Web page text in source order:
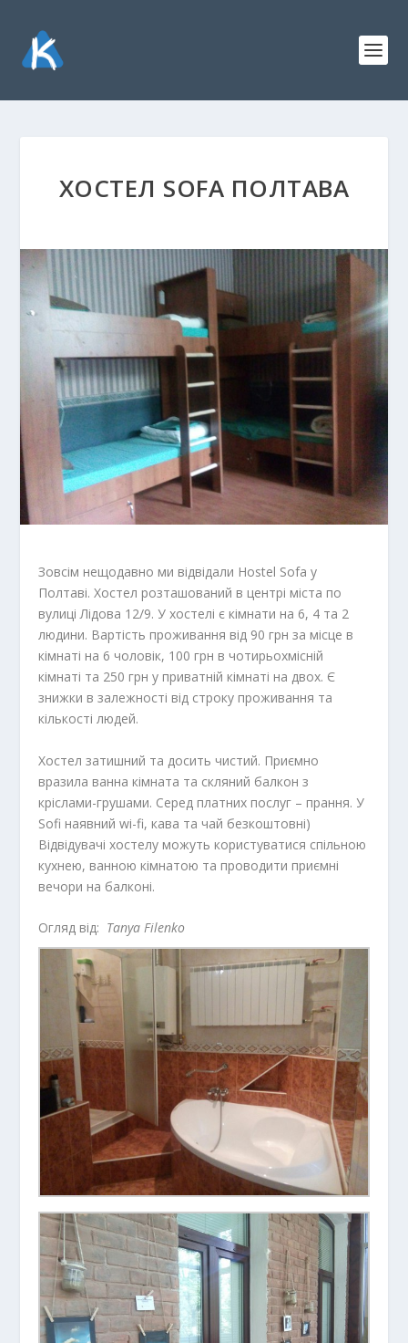
ХОСТЕЛ SOFA ПОЛТАВА
Зовсім нещодавно ми відвідали Hostel Sofa у
Полтаві.Хостел розташований в центрі міста по
вулиці Лідова 12/9. У хостелі є кімнати на 6, 4 та 2
людини. Вартість проживання від 90 грн за місце в
кімнаті на 6 чоловік, 100 грн в чотирьохмісній
кімнаті та 250 грн у приватній кімнаті на двох. Є
знижки в залежності від строку проживання та
кількості людей.
Хостел затишний та досить чистий. Приємно
вразила ванна кімната та скляний балкон з
кріслами-грушами. Серед платних послуг – прання. У
Sofi наявний wi-fi, кава та чай безкоштовні)
Відвідувачі хостелу можуть користуватися спільною
кухнею, ванною кімнатою та проводити приємні
вечори на балконі.
Огляд від: Tanya Filenko